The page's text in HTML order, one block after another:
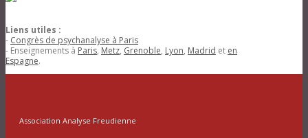
Liens utiles :
- Congrès de psychanalyse à Paris
- Enseignements à Paris, Metz, Grenoble, Lyon, Madrid et en
Espagne.
Association Analyse Freudienne